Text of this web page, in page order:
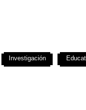
Investigación